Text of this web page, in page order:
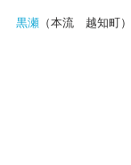
黒瀬 （本流　越知町）